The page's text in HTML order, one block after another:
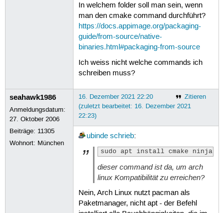
In welchem folder soll man sein, wenn
man den cmake command durchführt?
https://docs.appimage.org/packaging-
guide/from-source/native-
binaries.html#packaging-from-source
Ich weiss nicht welche commands ich
schreiben muss?
seahawk1986
Anmeldungsdatum:
27. Oktober 2006
Beiträge: 11305
Wohnort: München
Zitieren
16. Dezember 2021 22:20
(zuletzt bearbeitet: 16. Dezember 2021
22:23)
ubinde schrieb:
sudo apt install cmake ninja-
dieser command ist da, um arch
linux Kompatibilität zu erreichen?
Nein, Arch Linux nutzt pacman als
Paketmanager, nicht apt - der Befehl